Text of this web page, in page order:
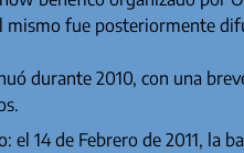
mismo fue posteriormente
durante 2010, con una
el 14 de Febrero de 2011, la